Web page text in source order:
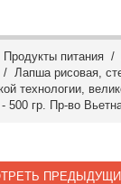
Продукты питания /
/ Лапша рисовая,
технологии,
500 гр. Пр-во